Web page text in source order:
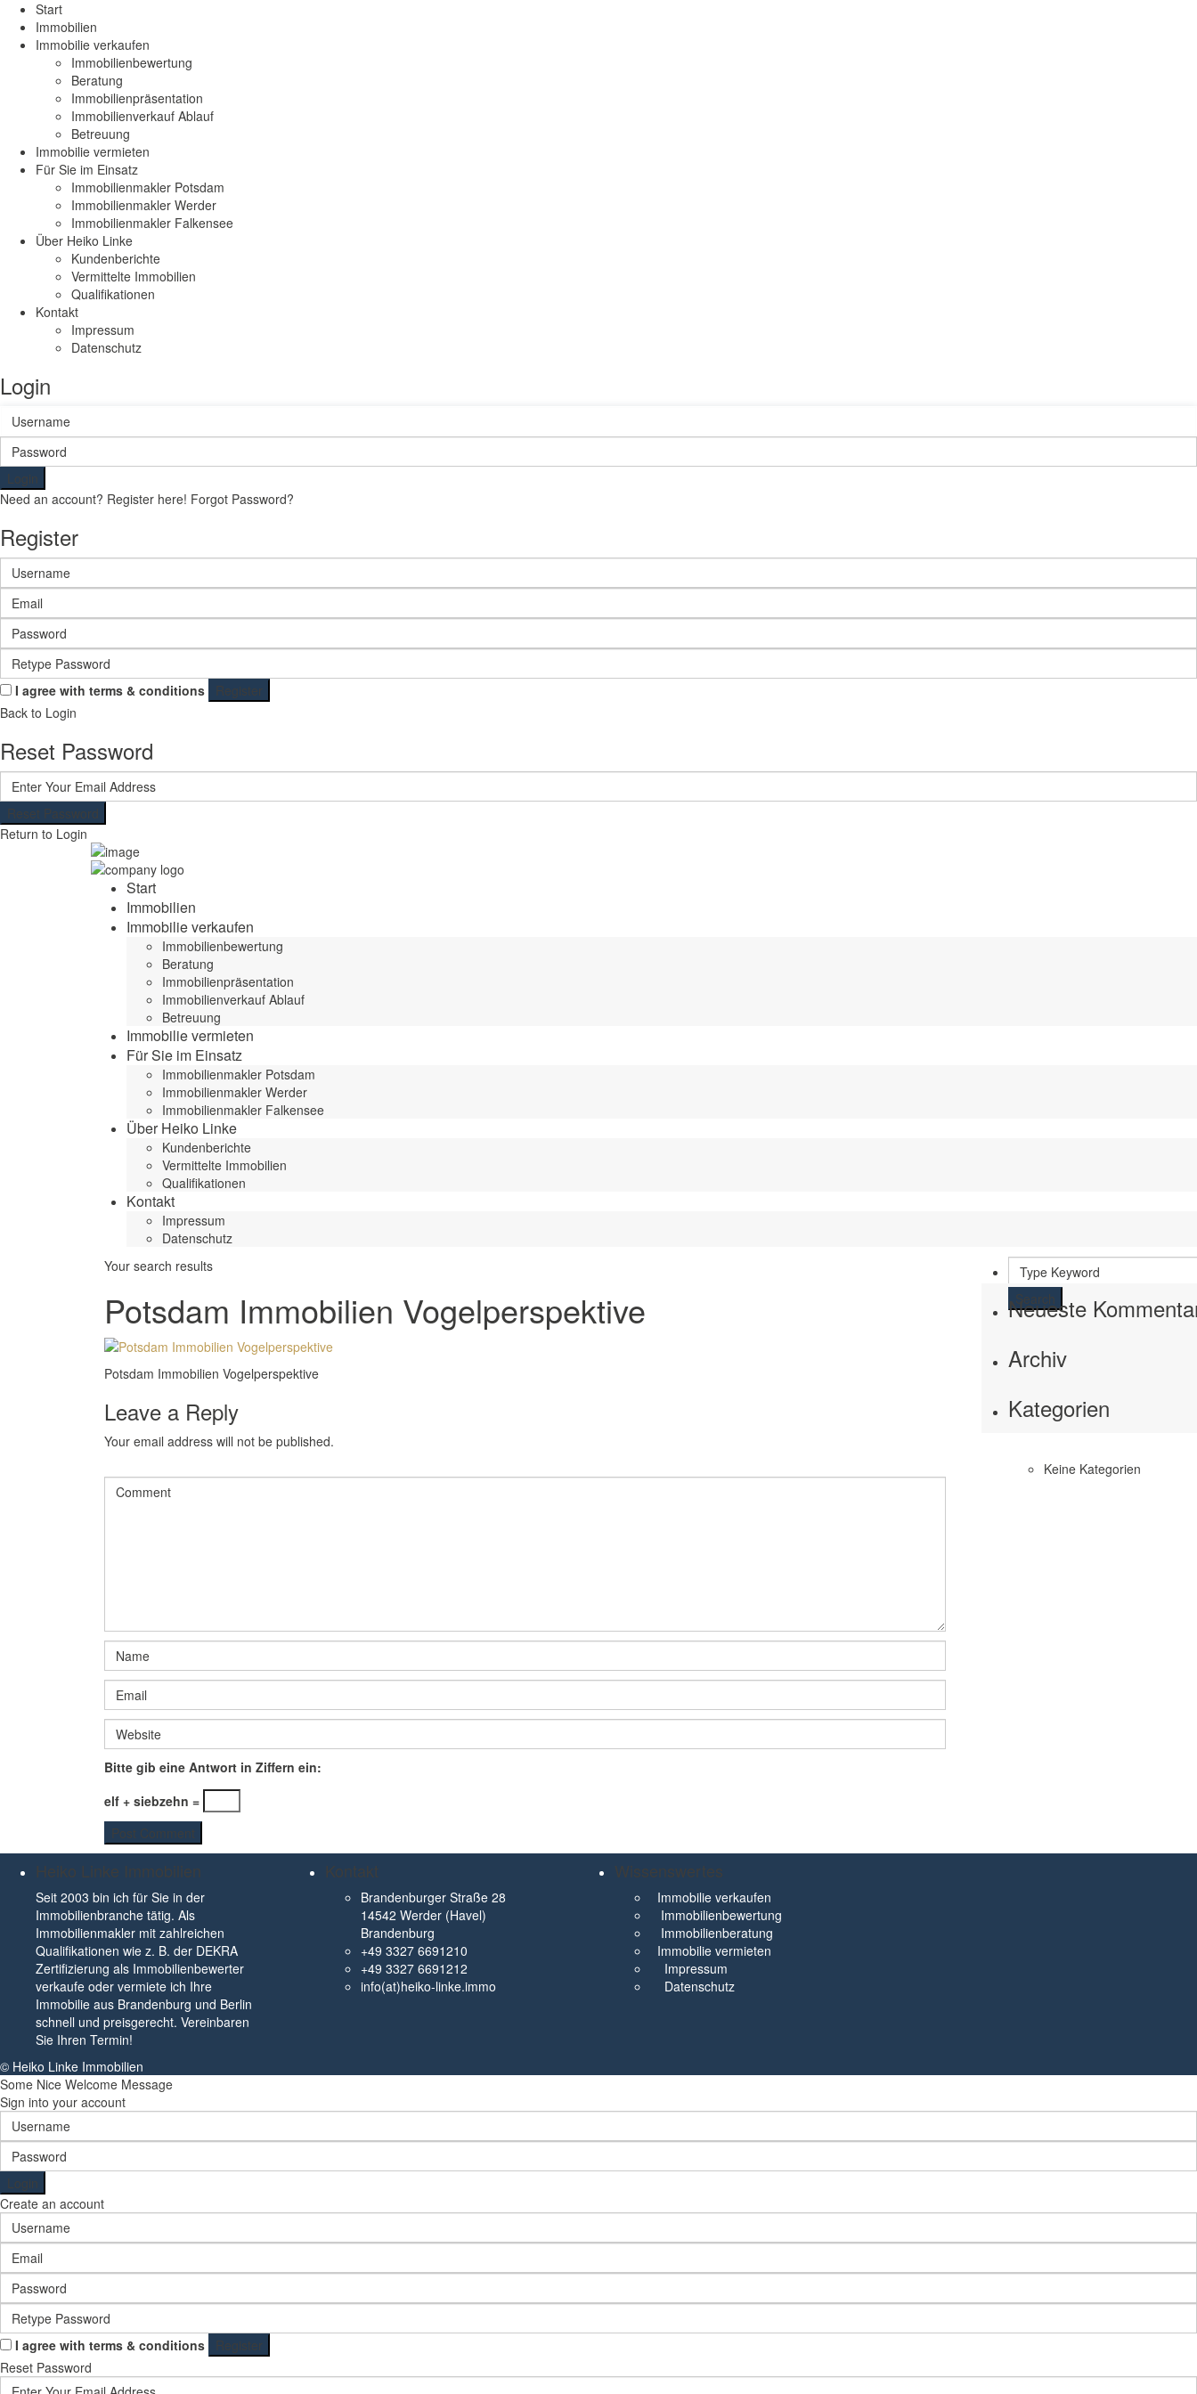
Start
Immobilien
Immobilie verkaufen
Immobilienbewertung
Beratung
Immobilienpräsentation
Immobilienverkauf Ablauf
Betreuung
Immobilie vermieten
Für Sie im Einsatz
Immobilienmakler Potsdam
Immobilienmakler Werder
Immobilienmakler Falkensee
Über Heiko Linke
Kundenberichte
Vermittelte Immobilien
Qualifikationen
Kontakt
Impressum
Datenschutz
Login
Login
Need an account? Register here! Forgot Password?
Register
I agree with terms & conditions
Register
Back to Login
Reset Password
Reset Password
Return to Login
Start
Immobilien
Immobilie verkaufen
Immobilienbewertung
Beratung
Immobilienpräsentation
Immobilienverkauf Ablauf
Betreuung
Immobilie vermieten
Für Sie im Einsatz
Immobilienmakler Potsdam
Immobilienmakler Werder
Immobilienmakler Falkensee
Über Heiko Linke
Kundenberichte
Vermittelte Immobilien
Qualifikationen
Kontakt
Impressum
Datenschutz
Your search results
Potsdam Immobilien Vogelperspektive
Potsdam Immobilien Vogelperspektive
Leave a Reply
Your email address will not be published.
Bitte gib eine Antwort in Ziffern ein:
elf + siebzehn =
Search
Neueste
Archiv
Kategorien
Keine Kategorien
Heiko Linke Immobilien
Seit 2003 bin ich für Sie in der
Immobilienbranche tätig. Als
Immobilienmakler mit zahlreichen
Qualifikationen wie z. B. der DEKRA
Zertifizierung als Immobilienbewerter
verkaufe oder vermiete ich Ihre
Immobilie aus Brandenburg und Berlin
schnell und preisgerecht. Vereinbaren
Sie Ihren Termin!
Kontakt
Brandenburger Straße 28
14542 Werder (Havel)
Brandenburg
+49 3327 6691210
+49 3327 6691212
info(at)heiko-linke.immo
Wissenswertes
Immobilie verkaufen
Immobilienbewertung
Immobilienberatung
Immobilie vermieten
Impressum
Datenschutz
© Heiko Linke Immobilien
Some Nice Welcome Message
Sign into your account
Login
Create an account
I agree with terms & conditions
Register
Reset Password